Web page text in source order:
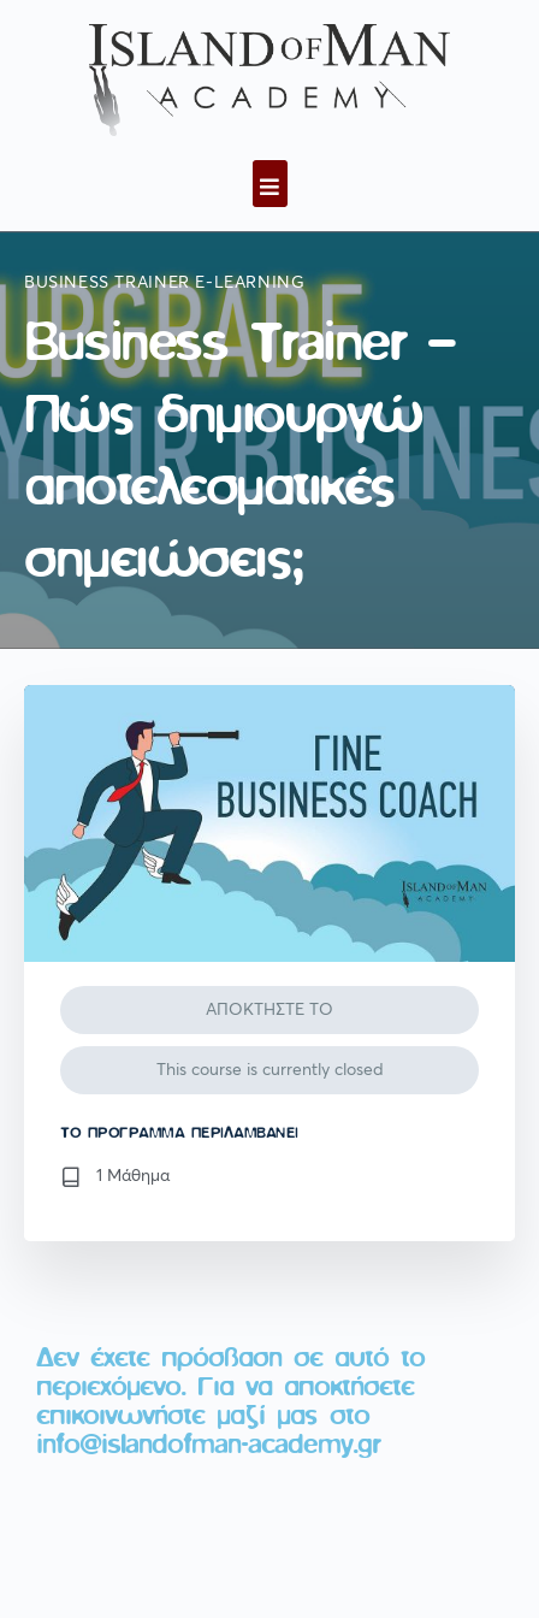
BUSINESS TRAINER E-LEARNING
Business Trainer –
Πώς δημιουργώ
αποτελεσματικές
σημειώσεις;
Δεν έχετε πρόσβαση σε αυτό το
περιεχόμενο. Για να αποκτήσετε
επικοινωνήστε μαζί μας στο
info@islandofman-academy.gr
ΑΠΟΚΤΗΣΤΕ ΤΟ
This course is currently closed
TO ΠΡΌΓΡΑΜΜΑ ΠΕΡΙΛΑΜΒΆΝΕΙ
1 Μάθημα